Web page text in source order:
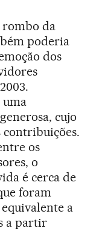
rombo da
poderia
dos
cujo
contribuições.
os
o
é cerca de
foram
a
a partir